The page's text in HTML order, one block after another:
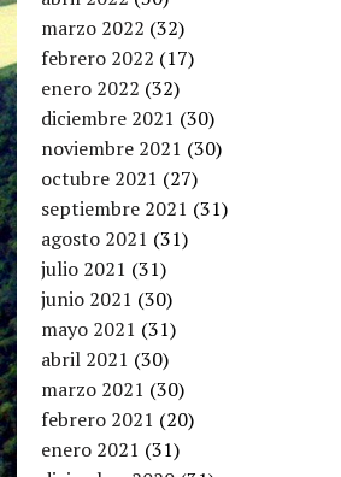
marzo 2022 (32)
febrero 2022 (17)
enero 2022 (32)
diciembre 2021 (30)
noviembre 2021 (30)
octubre 2021 (27)
septiembre 2021 (31)
agosto 2021 (31)
julio 2021 (31)
junio 2021 (30)
mayo 2021 (31)
abril 2021 (30)
marzo 2021 (30)
febrero 2021 (20)
enero 2021 (31)